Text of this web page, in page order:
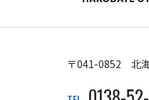
〒041-0852 北